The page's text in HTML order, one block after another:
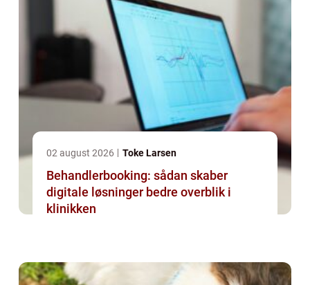
02 august 2026 Toke Larsen
Behandlerbooking: sådan skaber
digitale løsninger bedre overblik i
klinikken